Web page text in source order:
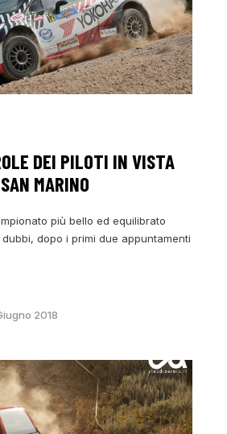
DEI PILOTI IN VISTA
MARINO
più bello ed equilibrato
dopo i primi due appuntamenti
2018